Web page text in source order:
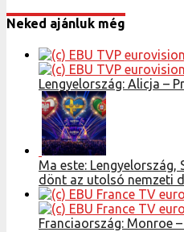
Neked ajánluk még
Lengyelország: Alicja –
Ma este: Lengyelország,
dönt az utolsó nemzeti
Franciaország: Monroe